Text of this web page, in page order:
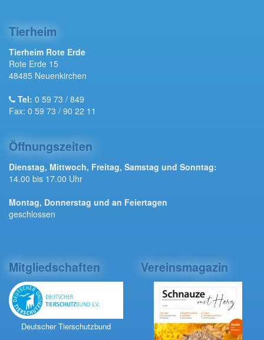
Tierheim
Tierheim Rote Erde
Rote Erde 15
48485 Neuenkirchen
Tel: 0 59 73 / 849
Fax: 0 59 73 / 90 22 11
Öffnungszeiten
Dienstag, Mittwoch, Freitag, Samstag und Sonntag:
14.00 bis 17.00 Uhr
Montag, Donnerstag und an Feiertagen
geschlossen
Mitgliedschaften
Deutscher Tierschutzbund
Vereinsmagazin